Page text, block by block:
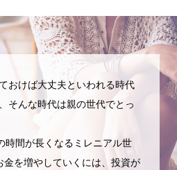
おけば大丈夫といわれる時代
そんな時代は親の世代でとっ
時間が長くなるミレニアル世
を増やしていくには、投資が